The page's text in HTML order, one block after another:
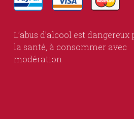
L’abus d’alcool est dangereux
la santé, à consommer avec
modération